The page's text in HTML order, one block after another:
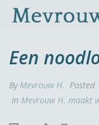
Een
ByMevrouw H. Posted
In Mevrouw H. maakt